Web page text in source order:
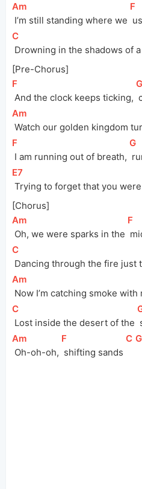
[
Am
I’m still standing where we
[F
[
C
Drowning in the shadows of a
[Pre-Chorus]
[F
And the clock keeps ticking,
[
G
[
Am
Watch our golden kingdom
[F
I am running out of breath,
[
G
[E7
Trying to forget that you were
[Chorus]
[
Am
Oh, we were sparks in the
[F
[
C
Dancing through the fire just
[
Am
Now I’m catching smoke with
[
C
Lost inside the desert of the
[
[
Am
Oh-oh-oh,
[F
shifting sands
[
C ]
[
G